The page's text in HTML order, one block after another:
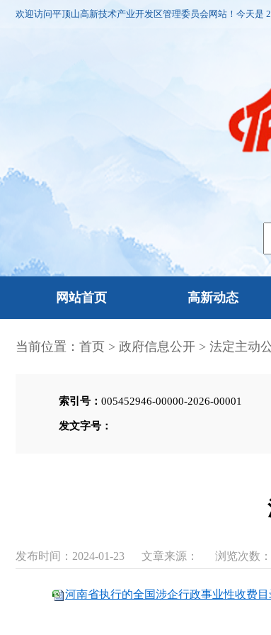
欢迎访问平顶山高新技术产业开发区管理委员会网站！今天是
网站首页 高新动态
当前位置： 首页 > 政府信息公开 > 法定主动
索引号： 005452946-00000-2026-00001
发文字号：
发布时间：2024-01-23 文章来源： 浏览次数：
河南省执行的全国涉企行政事业性收费目